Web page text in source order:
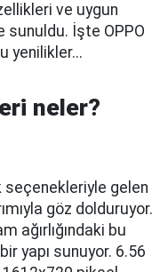
ve uygun
sunuldu. İşte OPPO
yenilikler...
neler?
seçenekleriyle gelen
göz dolduruyor.
ağırlığındaki bu
yapı sunuyor. 6.56